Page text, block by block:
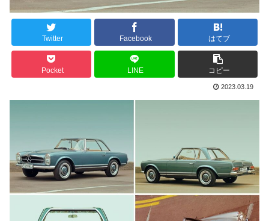
Twitter Facebook はてブ
Pocket LINE コピー
2023.03.19